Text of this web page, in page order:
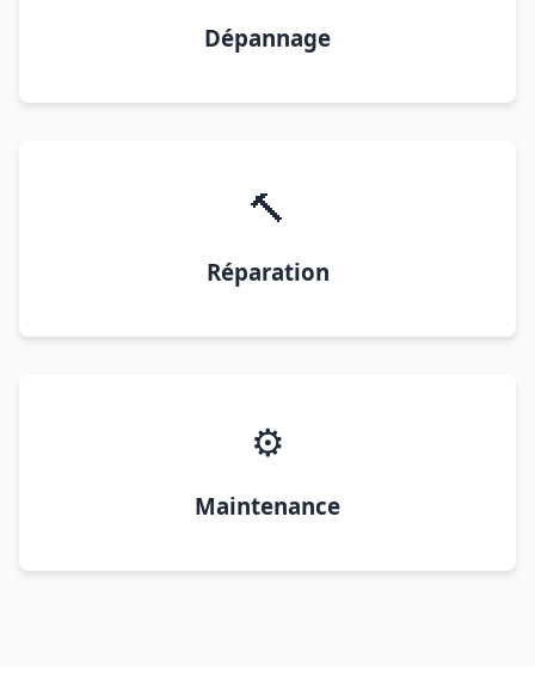
Dépannage
🔨
Réparation
⚙️
Maintenance